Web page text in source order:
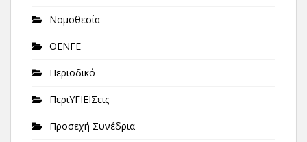
Νομοθεσία
ΟΕΝΓΕ
Περιοδικό
ΠεριΥΓΙΕΙΣεις
Προσεχή Συνέδρια